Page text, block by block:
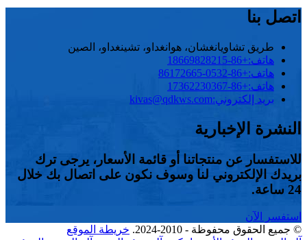
اتصل بنا
طريق تشاويانغشان، هوانغداو، تشينغداو، الصين
هاتف:+86-18669828215
هاتف:+86-0532-86172665
هاتف:+86-17362230367
بريد إلكتروني:kivas@qdkws.com
النشرة الإخبارية
للاستفسار عن منتجاتنا أو قائمة الأسعار، يرجى ترك
بريدك الإلكتروني لنا وسوف نكون على اتصال بك خلال
24 ساعة.
استفسر الآن
© جميع الحقوق محفوظة - 2010-2024.
خريطة الموقع